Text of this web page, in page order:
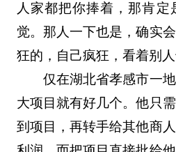
人家都把你捧着，那肯
觉。那人一下也是，确实
狂的，自己疯狂，看着别人
仅在湖北省孝感市一
大项目就有好几个。他只
到项目，再转手给其他商